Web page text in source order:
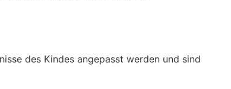
des Kindes angepasst werden und sind